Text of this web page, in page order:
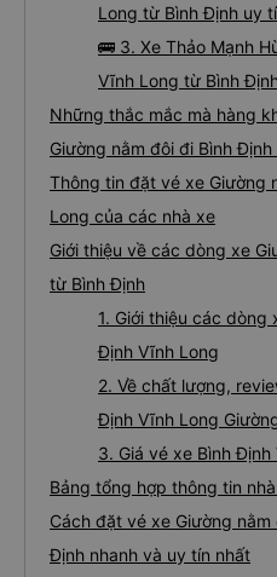
Long từ Bình Định uy
🚌 3. Xe Thảo Mạnh
Vĩnh Long từ Bình
Những thắc mắc mà hàng
Giường nằm đôi đi Bình
Thông tin đặt vé xe Giường
Long của các nhà xe
Giới thiệu về các dòng xe
từ Bình Định
1. Giới thiệu các dòng
Định Vĩnh Long
2. Về chất lượng,
Định Vĩnh Long
3. Giá vé xe Bình Định
Bảng tổng hợp thông tin
Cách đặt vé xe Giường
Định nhanh và uy tín nhất